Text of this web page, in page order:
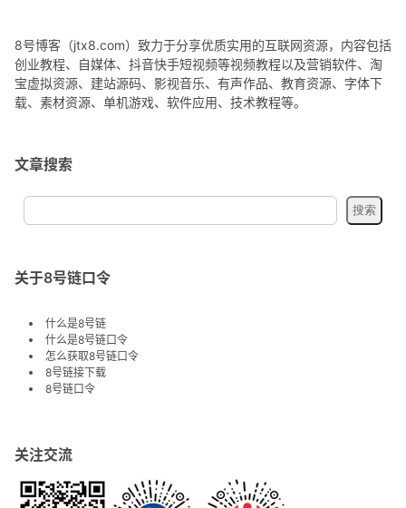
8号博客（jtx8.com）致力于分享优质实用的互联网资源，内容包括
创业教程、自媒体、抖音快手短视频等视频教程以及营销软件、淘
宝虚拟资源、建站源码、影视音乐、有声作品、教育资源、字体下
载、素材资源、单机游戏、软件应用、技术教程等。
文章搜索
关于8号链口令
什么是8号链
什么是8号链口令
怎么获取8号链口令
8号链接下载
8号链口令
关注交流